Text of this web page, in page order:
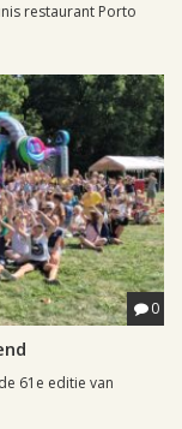
restaurant Porto
0
61e editie van